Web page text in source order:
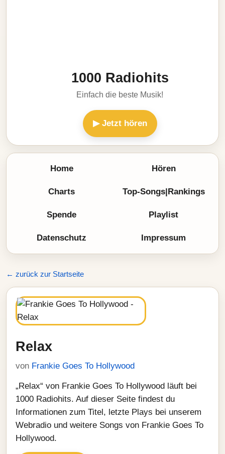
1000 Radiohits
Einfach die beste Musik!
▶ Jetzt hören
Home Hören
Charts Top-Songs|Rankings
Spende Playlist
Datenschutz Impressum
← zurück zur Startseite
Relax
von Frankie Goes To Hollywood
„Relax“ von Frankie Goes To Hollywood läuft bei
1000 Radiohits. Auf dieser Seite findest du
Informationen zum Titel, letzte Plays bei unserem
Webradio und weitere Songs von Frankie Goes To
Hollywood.